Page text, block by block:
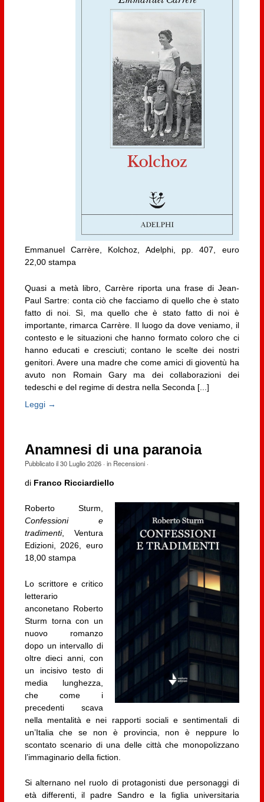
Emmanuel Carrère, Kolchoz, Adelphi, pp. 407, euro
22,00 stampa
Quasi a metà libro, Carrère riporta una frase di Jean-
Paul Sartre: conta ciò che facciamo di quello che è stato
fatto di noi. Sì, ma quello che è stato fatto di noi è
importante, rimarca Carrère. Il luogo da dove veniamo, il
contesto e le situazioni che hanno formato coloro che ci
hanno educati e cresciuti; contano le scelte dei nostri
genitori. Avere una madre che come amici di gioventù ha
avuto non Romain Gary ma dei collaborazioni dei
tedeschi e del regime di destra nella Seconda [...]
Leggi →
Anamnesi di una paranoia
Pubblicato il30 Luglio 2026· in Recensioni·
di Franco Ricciardiello
Roberto Sturm,
Confessioni e
tradimenti, Ventura
Edizioni, 2026, euro
18,00 stampa
Lo scrittore e critico
letterario
anconetano Roberto
Sturm torna con un
nuovo romanzo
dopo un intervallo di
oltre dieci anni, con
un incisivo testo di
media lunghezza,
che come i
precedenti scava
nella mentalità e nei rapporti sociali e sentimentali di
un’Italia che se non è provincia, non è neppure lo
scontato scenario di una delle città che monopolizzano
l’immaginario della fiction.
Si alternano nel ruolo di protagonisti due personaggi di
età differenti, il padre Sandro e la figlia universitaria